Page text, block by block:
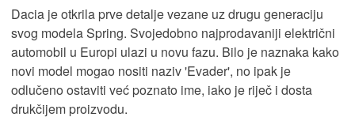
Dacia je otkrila prve detalje vezane uz drugu generaciju
svog modela Spring. Svojedobno najprodavaniji električni
automobil u Europi ulazi u novu fazu. Bilo je naznaka kako
novi model mogao nositi naziv 'Evader', no ipak je
odlučeno ostaviti već poznato ime, iako je riječ i dosta
drukčijem proizvodu.